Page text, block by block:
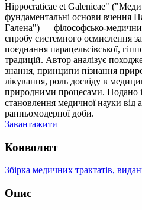
Hippocraticae et Galenicae"
фундаментальні основи вчення
Галена") — філософсько-
спробу системного осмислення
поєднання парацельсівської,
традицій. Автор аналізує
знання, принципи пізнання
лікування, роль досвіду в
природними процесами. Подано
становлення медичної науки від
ранньомодерної доби.
Завантажити
Конволют
Збірка медичних трактатів,
Опис